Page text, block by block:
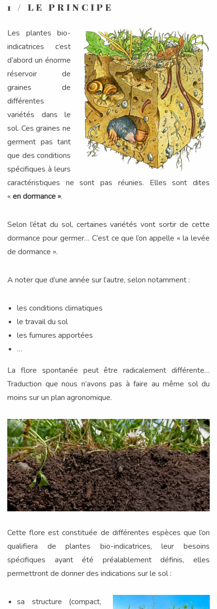
1 / LE PRINCIPE
Les plantes bio-
indicatrices c’est
d’abord un énorme
réservoir de
graines de
différentes
variétés dans le
sol. Ces graines ne
germent pas tant
que des conditions
spécifiques à leurs
caractéristiques ne sont pas réunies. Elles sont dites
« endormance ».
Selon l’état du sol, certaines variétés vont sortir de cette
dormance pour germer… C’est ce que l’on appelle « la levée
de dormance ».
A noter que d’une année sur l’autre, selon notamment :
les conditions climatiques
le travail du sol
les fumures apportées
…
La flore spontanée peut être radicalement différente…
Traduction que nous n’avons pas à faire au même sol du
moins sur un plan agronomique.
Cette flore est constituée de différentes espèces que l’on
qualifiera de plantes bio-indicatrices, leur besoins
spécifiques ayant été préalablement définis, elles
permettront de donner des indications sur le sol :
sa structure (compact,